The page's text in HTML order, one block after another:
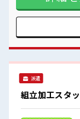
型や
リ！
れます◎ ■職場の雰囲気 明るすぎた
カラ
う！
派遣
組立加工スタ